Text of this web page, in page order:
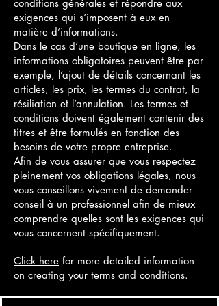
conditions générales et répondre aux
exigences qui s’imposent à eux en
matière d’informations.
Dans le cas d’une boutique en ligne, les
informations obligatoires peuvent être par
exemple, l’ajout de détails concernant les
articles, les prix, les termes du contrat, la
résiliation et l’annulation. Les termes et
conditions doivent également contenir des
titres et être formulés en fonction des
besoins de votre propre entreprise.
Afin de vous assurer que vous respectez
pleinement vos obligations légales, nous
vous conseillons vivement de demander
conseil à un professionnel afin de mieux
comprendre quelles sont les exigences qui
vous concernent spécifiquement.
Click here for more detailed information
on creating your terms and conditions.